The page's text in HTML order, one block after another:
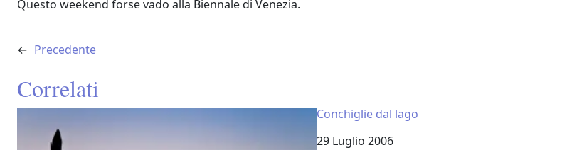
Questo weekend forse vado alla Biennale di Venezia.
← Precedente
Correlati
Conchiglie dal lago
Data
29 Luglio 2006